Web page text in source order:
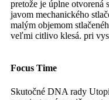
pretože je úplne otvorená
javom mechanického
malým objemom
veľmi citlivo klesá. pri
Focus Time
Skutočné DNA rady